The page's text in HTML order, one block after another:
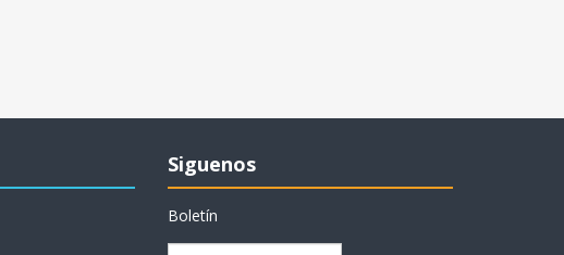
Siguenos
Boletín